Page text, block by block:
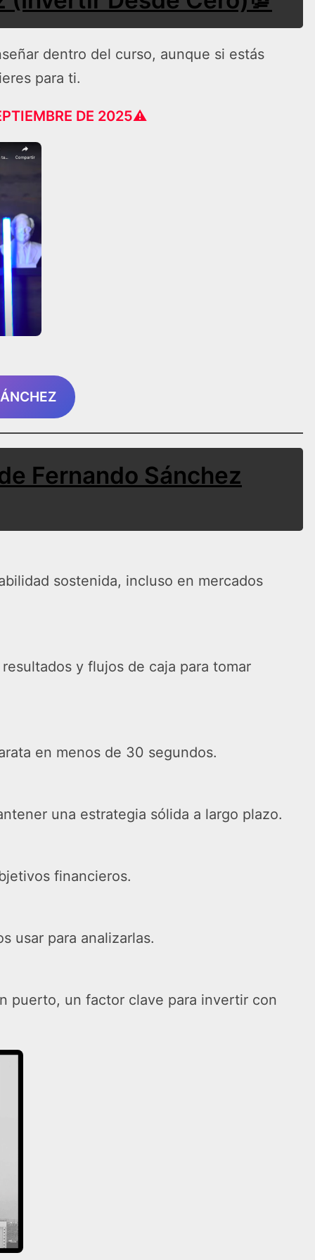
dentro del curso, aunque si estás
para ti.
DE 2025⚠️
Fernando Sánchez
sostenida, incluso en mercados
y flujos de caja para tomar
en menos de 30 segundos.
una estrategia sólida a largo plazo.
financieros.
usar para analizarlas.
puerto, un factor clave para invertir con